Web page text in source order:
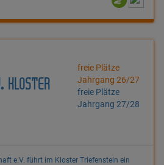
KLOSTER
freie Plätze
Jahrgang 26/27
freie Plätze
Jahrgang 27/28
e.V. führt im Kloster Triefenstein ein